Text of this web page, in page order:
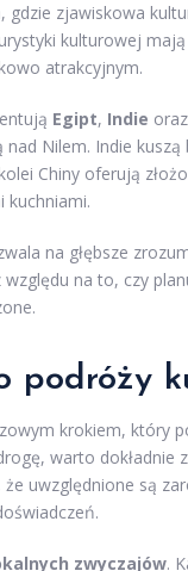
, gdzie zjawiskowa
kulturowej
atrakcyjnym.
Egipt, Indie oraz
Nilem. Indie
Chiny oferują
kuchniami.
na głębsze
na to, czy
podróży
krokiem, który
warto
uwzględnione są
zwyczajów.